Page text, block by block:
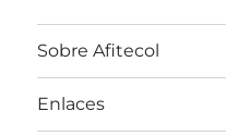
Sobre Afitecol
Enlaces